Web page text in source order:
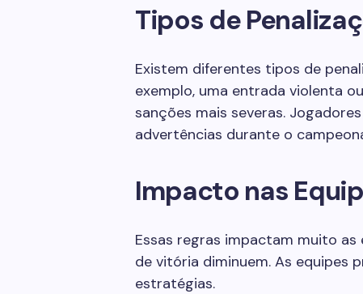
Tipos de
Existem diferentes tipos de
exemplo, uma entrada violenta
sanções mais severas.
advertências durante o
Impacto nas
Essas regras impactam muito as
de vitória diminuem. As equipes
estratégias.